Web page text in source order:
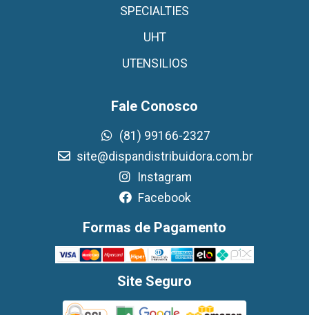
SPECIALTIES
UHT
UTENSILIOS
Fale Conosco
(81) 99166-2327
site@dispandistribuidora.com.br
Instagram
Facebook
Formas de Pagamento
Site Seguro